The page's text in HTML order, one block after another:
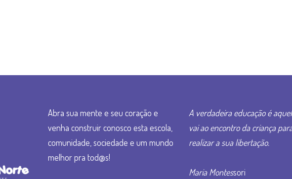
Abra sua mente e seu coração e
venha construir conosco esta escola,
comunidade, sociedade e um mundo
melhor pra tod@s!
A verdadeira educação é
vai ao encontro da criança
realizar a sua libertação.
Maria Montessori